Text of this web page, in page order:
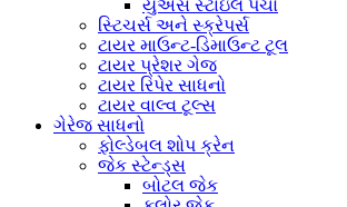
યુએસ સ્ટાઇલ પેચો
સ્ટિચર્સ અને સ્ક્રેપર્સ
ટાયર માઉન્ટ-ડિમાઉન્ટ ટૂલ
ટાયર પ્રેશર ગેજ
ટાયર રિપેર સાધનો
ટાયર વાલ્વ ટૂલ્સ
ગેરેજ સાધનો
ફોલ્ડેબલ શોપ ક્રેન
જેક સ્ટેન્ડ્સ
બોટલ જેક